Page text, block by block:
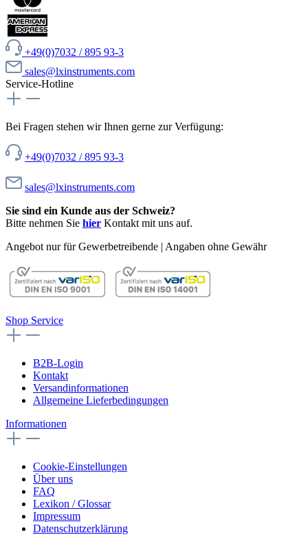
+49(0)7032 / 895 93-3
sales@lxinstruments.com
Service-Hotline
Bei Fragen stehen wir Ihnen gerne zur Verfügung:
+49(0)7032 / 895 93-3
sales@lxinstruments.com
Sie sind ein Kunde aus der Schweiz?
Bitte nehmen Sie hier Kontakt mit uns auf.
Angebot nur für Gewerbetreibende | Angaben ohne Gewähr
Shop Service
B2B-Login
Kontakt
Versandinformationen
Allgemeine Lieferbedingungen
Informationen
Cookie-Einstellungen
Über uns
FAQ
Lexikon / Glossar
Impressum
Datenschutzerklärung